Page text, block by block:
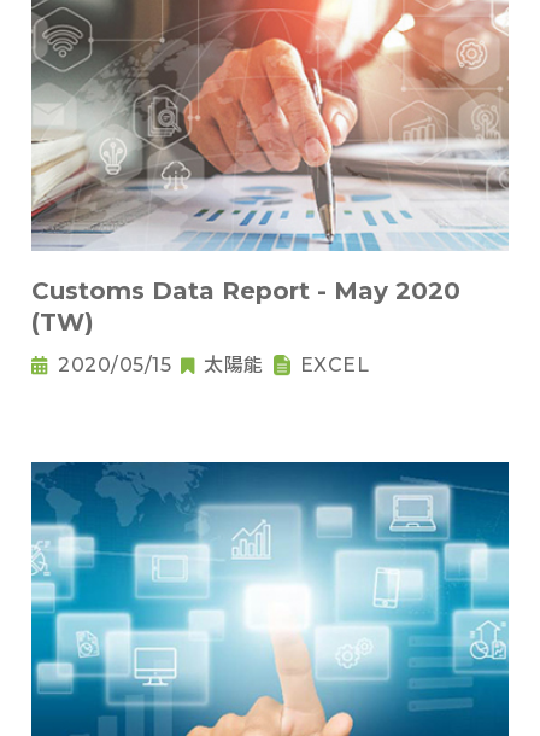
Customs Data Report - May 2020
(TW)
2020/05/15 太陽能 EXCEL